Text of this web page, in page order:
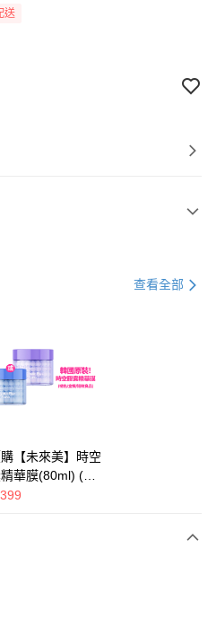
送
才付款」的支付方式。 讓您購物簡單
、不需儲值。
，即可結帳。
)免運費
查看全部
【未來美】時空
華膜(80ml) (褪
損/短效良品)